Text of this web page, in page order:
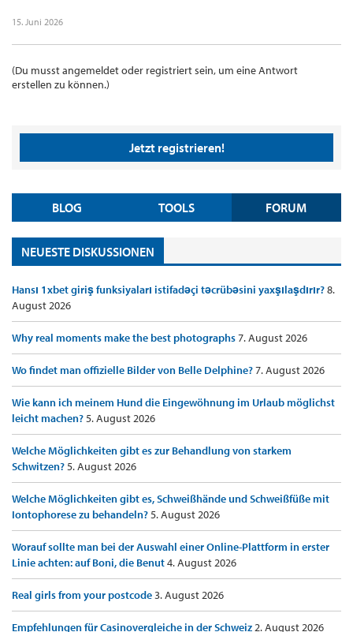
15. Juni 2026
(Du musst angemeldet oder registriert sein, um eine Antwort
erstellen zu können.)
Jetzt registrieren!
BLOG TOOLS FORUM
NEUESTE DISKUSSIONEN
Hansı 1xbet giriş funksiyaları istifadəçi təcrübəsini yaxşılaşdırır?8.
August 2026
Why real moments make the best photographs7. August 2026
Wo findet man offizielle Bilder von Belle Delphine?7. August 2026
Wie kann ich meinem Hund die Eingewöhnung im Urlaub möglichst
leicht machen?5. August 2026
Welche Möglichkeiten gibt es zur Behandlung von starkem
Schwitzen?5. August 2026
Welche Möglichkeiten gibt es, Schweißhände und Schweißfüße mit
Iontophorese zu behandeln?5. August 2026
Worauf sollte man bei der Auswahl einer Online-Plattform in erster
Linie achten: auf Boni, die Benut4. August 2026
Real girls from your postcode3. August 2026
Empfehlungen für Casinovergleiche in der Schweiz2. August 2026